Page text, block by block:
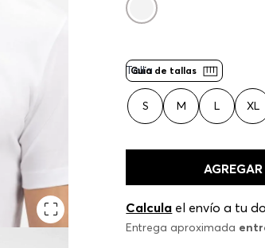
Guía de tallas
Talla
S M L XL
Calcula el envío a tu
Entrega aproximada